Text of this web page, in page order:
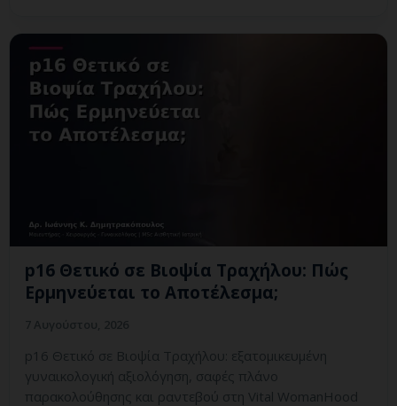
p16 Θετικό σε Βιοψία Τραχήλου: Πώς
Ερμηνεύεται το Αποτέλεσμα;
p16 Θετικό σε Βιοψία Τραχήλου: εξατομικευμένη
γυναικολογική αξιολόγηση, σαφές πλάνο
παρακολούθησης και ραντεβού στη Vital WomanHood